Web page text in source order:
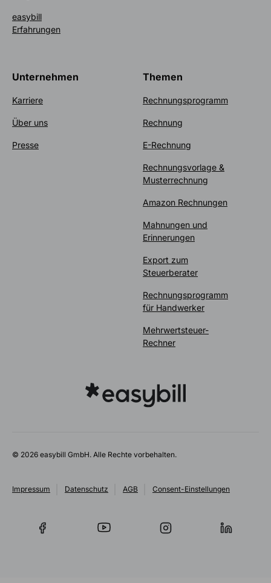
easybill
Erfahrungen
Unternehmen
Karriere
Über uns
Presse
Themen
Rechnungsprogramm
Rechnung
E-Rechnung
Rechnungsvorlage &
Musterrechnung
Amazon Rechnungen
Mahnungen und
Erinnerungen
Export zum
Steuerberater
Rechnungsprogramm
für Handwerker
Mehrwertsteuer-
Rechner
© 2026 easybill GmbH. Alle Rechte vorbehalten.
Impressum Datenschutz AGB Consent-Einstellungen